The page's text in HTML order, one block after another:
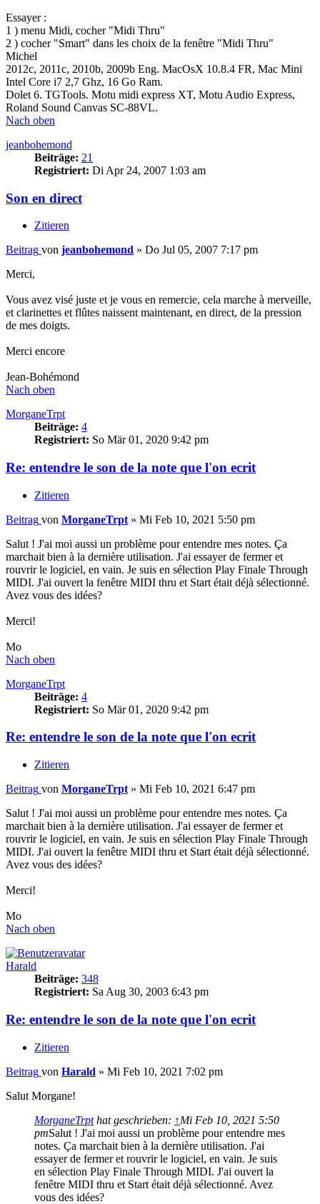
Essayer :
1 ) menu Midi, cocher "Midi Thru"
2 ) cocher "Smart" dans les choix de la fenêtre "Midi Thru"
Michel
2012c, 2011c, 2010b, 2009b Eng. MacOsX 10.8.4 FR, Mac Mini
Intel Core i7 2,7 Ghz, 16 Go Ram.
Dolet 6. TGTools. Motu midi express XT, Motu Audio Express,
Roland Sound Canvas SC-88VL.
Nach oben
jeanbohemond
Beiträge: 21
Registriert: Di Apr 24, 2007 1:03 am
Son en direct
Zitieren
Beitrag von jeanbohemond » Do Jul 05, 2007 7:17 pm
Merci,
Vous avez visé juste et je vous en remercie, cela marche à merveille,
et clarinettes et flûtes naissent maintenant, en direct, de la pression
de mes doigts.
Merci encore
Jean-Bohémond
Nach oben
MorganeTrpt
Beiträge: 4
Registriert: So Mär 01, 2020 9:42 pm
Re: entendre le son de la note que l'on ecrit
Zitieren
Beitrag von MorganeTrpt » Mi Feb 10, 2021 5:50 pm
Salut ! J'ai moi aussi un problème pour entendre mes notes. Ça
marchait bien à la dernière utilisation. J'ai essayer de fermer et
rouvrir le logiciel, en vain. Je suis en sélection Play Finale Through
MIDI. J'ai ouvert la fenêtre MIDI thru et Start était déjà sélectionné.
Avez vous des idées?
Merci!
Mo
Nach oben
MorganeTrpt
Beiträge: 4
Registriert: So Mär 01, 2020 9:42 pm
Re: entendre le son de la note que l'on ecrit
Zitieren
Beitrag von MorganeTrpt » Mi Feb 10, 2021 6:47 pm
Salut ! J'ai moi aussi un problème pour entendre mes notes. Ça
marchait bien à la dernière utilisation. J'ai essayer de fermer et
rouvrir le logiciel, en vain. Je suis en sélection Play Finale Through
MIDI. J'ai ouvert la fenêtre MIDI thru et Start était déjà sélectionné.
Avez vous des idées?
Merci!
Mo
Nach oben
Harald
Beiträge: 348
Registriert: Sa Aug 30, 2003 6:43 pm
Re: entendre le son de la note que l'on ecrit
Zitieren
Beitrag von Harald » Mi Feb 10, 2021 7:02 pm
Salut Morgane!
MorganeTrpthat geschrieben: ↑Mi Feb 10, 2021 5:50
pmSalut ! J'ai moi aussi un problème pour entendre mes
notes. Ça marchait bien à la dernière utilisation. J'ai
essayer de fermer et rouvrir le logiciel, en vain. Je suis
en sélection Play Finale Through MIDI. J'ai ouvert la
fenêtre MIDI thru et Start était déjà sélectionné. Avez
vous des idées?